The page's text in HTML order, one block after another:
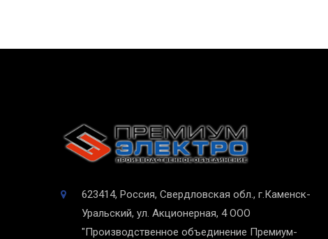
623414, Россия, Свердловская обл., г.Каменск-
Уральский, ул. Акционерная, 4 ООО
"Производственное объединение Премиум-